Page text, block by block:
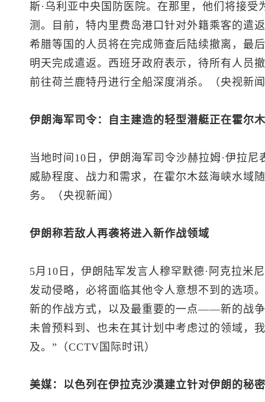
斯·乌利亚中央国防医院。在那里，他们将接
测。目前，特内里费岛港口针对外籍乘客的遣
希腊等国的人员将在完成筛查后陆续撤离，最
明天完成遣返。西班牙政府表示，待所有人员
前往荷兰鹿特丹进行全船深度消杀。（央视新
伊朗海军司令：自主建造的轻型潜艇正在霍尔
当地时间10日，伊朗海军司令沙赫拉姆·伊拉
威胁程度、战力和需求，在霍尔木兹海峡水域
务。（央视新闻）
伊朗称若敌人再袭将进入新作战领域
5月10日，伊朗陆军发言人穆罕默德·阿克拉米
发动侵略，必将面临其他令人意想不到的选项
新的作战方式，以及最重要的一点——新的战
未曾预料到、也未在其计划中考虑过的领域，
及。”（CCTV国际时讯）
美媒：以色列在伊拉克沙漠建立针对伊朗的秘